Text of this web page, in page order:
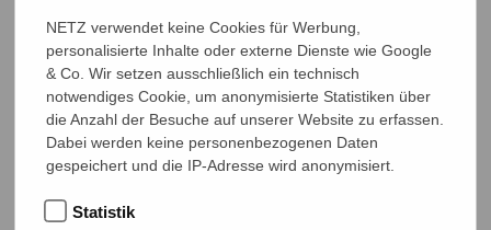
Mit 16
ermöglichen Sie ...
einem*r freiwilligen Katastrophenhelfer*in eine dreitägige
Erstschulung.
NETZ verwendet keine Cookies für Werbung,
personalisierte Inhalte oder externe Dienste wie Google
& Co. Wir setzen ausschließlich ein technisch
notwendiges Cookie, um anonymisierte Statistiken über
die Anzahl der Besuche auf unserer Website zu erfassen.
Dabei werden keine personenbezogenen Daten
gespeichert und die IP-Adresse wird anonymisiert.
Statistik